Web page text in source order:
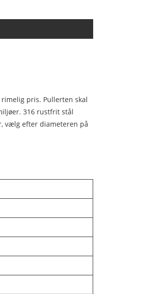
pris. Pullerten skal
316 rustfrit stål
vælg efter diameteren på